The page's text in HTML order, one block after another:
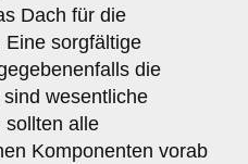
Dach für die
Eine sorgfältige
die
wesentliche
sollten alle
Komponenten vorab